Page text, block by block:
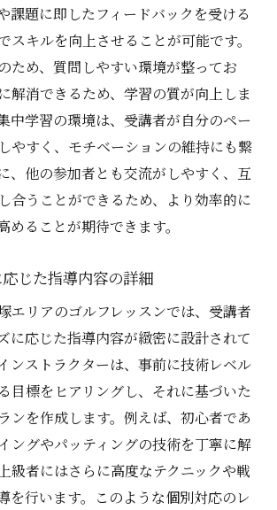
課題に即したフィードバックを受ける
スキルを向上させることが可能です。
ため、質問しやすい環境が整ってお
解消できるため、学習の質が向上しま
中学習の環境は、受講者が自分のペー
やすく、モチベーションの維持にも繋
、他の参加者とも交流がしやすく、互
合うことができるため、より効率的に
めることが期待できます。
じた指導内容の詳細
エリアのゴルフレッスンでは、受講者
に応じた指導内容が緻密に設計されて
ンストラクターは、事前に技術レベル
目標をヒアリングし、それに基づいた
ンを作成します。例えば、初心者であ
ングやパッティングの技術を丁寧に解
級者にはさらに高度なテクニックや戦
を行います。このような個別対応のレ